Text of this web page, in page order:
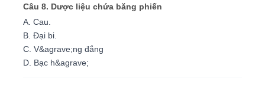
Câu 8. Dược liệu chứa băng phiến
A. Cau.
B. Đại bi.
C. V&agrave;ng đắng
D. Bạc h&agrave;